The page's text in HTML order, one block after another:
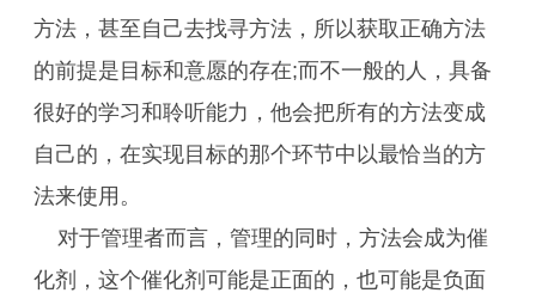
方法，甚至自己去找寻方法，所以获取正确方法
的前提是目标和意愿的存在;而不一般的人，具备
很好的学习和聆听能力，他会把所有的方法变成
自己的，在实现目标的那个环节中以最恰当的方
法来使用。
对于管理者而言，管理的同时，方法会成为催
化剂，这个催化剂可能是正面的，也可能是负面